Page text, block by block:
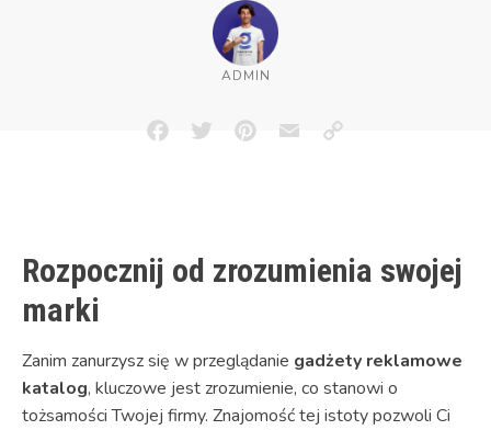
ADMIN
FacebookTwitterPinterestEmailCopy
Rozpocznij od zrozumienia swojej
marki
Zanim zanurzysz się w przeglądanie gadżety reklamowe
katalog, kluczowe jest zrozumienie, co stanowi o
tożsamości Twojej firmy. Znajomość tej istoty pozwoli Ci